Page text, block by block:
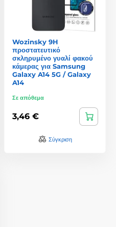
Wozinsky 9H
προστατευτικό
σκληρυμένο γυαλί φακού
κάμερας για Samsung
Galaxy A14 5G / Galaxy
A14
Σε απόθεμα
3,46 €
Σύγκριση